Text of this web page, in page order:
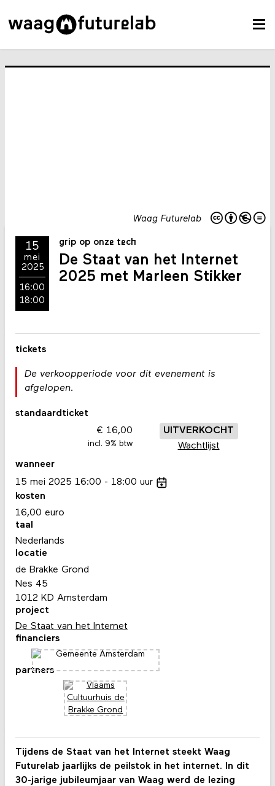
Waag Futurelab
15
mei
2025
16:00
18:00
grip op onze tech
De Staat van het Internet
2025 met Marleen Stikker
Tijdens de Staat van het Internet steekt Waag
Futurelab jaarlijks de peilstok in het internet. In dit
30-jarige jubileumjaar van Waag werd de lezing
tickets
De verkoopperiode voor dit evenement is
afgelopen.
standaardticket
16,00
incl. 9% btw
UITVERKOCHT
Wachtlijst
wanneer
15 mei 2025 16:00 18:00 uur
kosten
16,00 euro
taal
Nederlands
locatie
de Brakke Grond
Nes 45
1012 KD Amsterdam
project
De Staat van het Internet
financiers
partners